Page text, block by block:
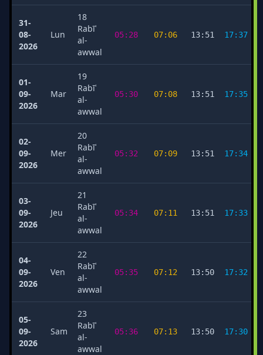
31-
08-
2026
Lun
18
Rabīʿ
al-
awwal
05:28 07:06 13:51 17:37
01-
09-
2026
Mar
19
Rabīʿ
al-
awwal
05:30 07:08 13:51 17:35
02-
09-
2026
Mer
20
Rabīʿ
al-
awwal
05:32 07:09 13:51 17:34
03-
09-
2026
Jeu
21
Rabīʿ
al-
awwal
05:34 07:11 13:51 17:33
04-
09-
2026
Ven
22
Rabīʿ
al-
awwal
05:35 07:12 13:50 17:32
05-
09-
2026
Sam
23
Rabīʿ
al-
awwal
05:36 07:13 13:50 17:30